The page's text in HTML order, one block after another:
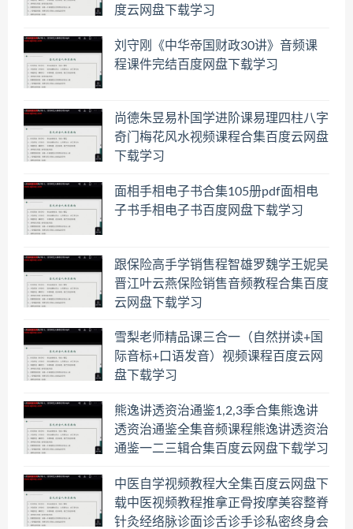
度云网盘下载学习
刘守刚《中华帝国财政30讲》音频课
程课件完结百度网盘下载学习
尚德朱昱易朴国学进阶课易理四柱八字
奇门梅花风水视频课程合集百度云网盘
下载学习
面相手相电子书合集105册pdf面相电
子书手相电子书百度网盘下载学习
跟保险高手学销售程智雄罗魏学王妮吴
晋江叶云燕保险销售音频教程合集百度
云网盘下载学习
雪梨老师精品课三合一（自然拼读+国
际音标+口语发音）视频课程百度云网
盘下载学习
熊逸讲透资治通鉴1,2,3季合集熊逸讲
透资治通鉴全集音频课程熊逸讲透资治
通鉴一二三辑合集百度云网盘下载学习
中医自学视频教程大全集百度云网盘下
载中医视频教程推拿正骨按摩美容整脊
针灸经络脉诊面诊舌诊手诊私密终身会